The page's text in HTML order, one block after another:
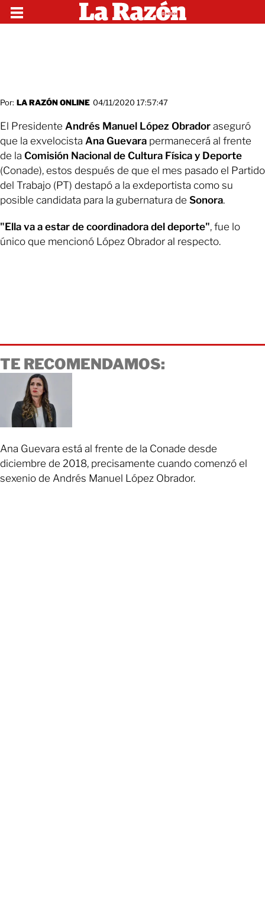
Por: LA RAZÓN ONLINE 04/11/2020 17:57:47
El Presidente Andrés Manuel López Obrador aseguró
que la exvelocista Ana Guevara permanecerá al frente
de la Comisión Nacional de Cultura Física y Deporte
(Conade), estos después de que el mes pasado el Partido
del Trabajo (PT) destapó a la exdeportista como su
posible candidata para la gubernatura de Sonora.
"Ella va a estar de coordinadora del deporte", fue lo
único que mencionó López Obrador al respecto.
TE RECOMENDAMOS:
Ana Guevara está al frente de la Conade desde
diciembre de 2018, precisamente cuando comenzó el
sexenio de Andrés Manuel López Obrador.